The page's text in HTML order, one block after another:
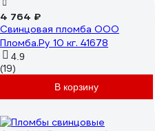
4 764 ₽
Свинцовая пломба ООО
Пломба.Ру 10 кг. 41678
4.9
(19)
В корзину